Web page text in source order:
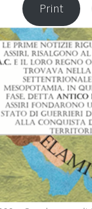
Print